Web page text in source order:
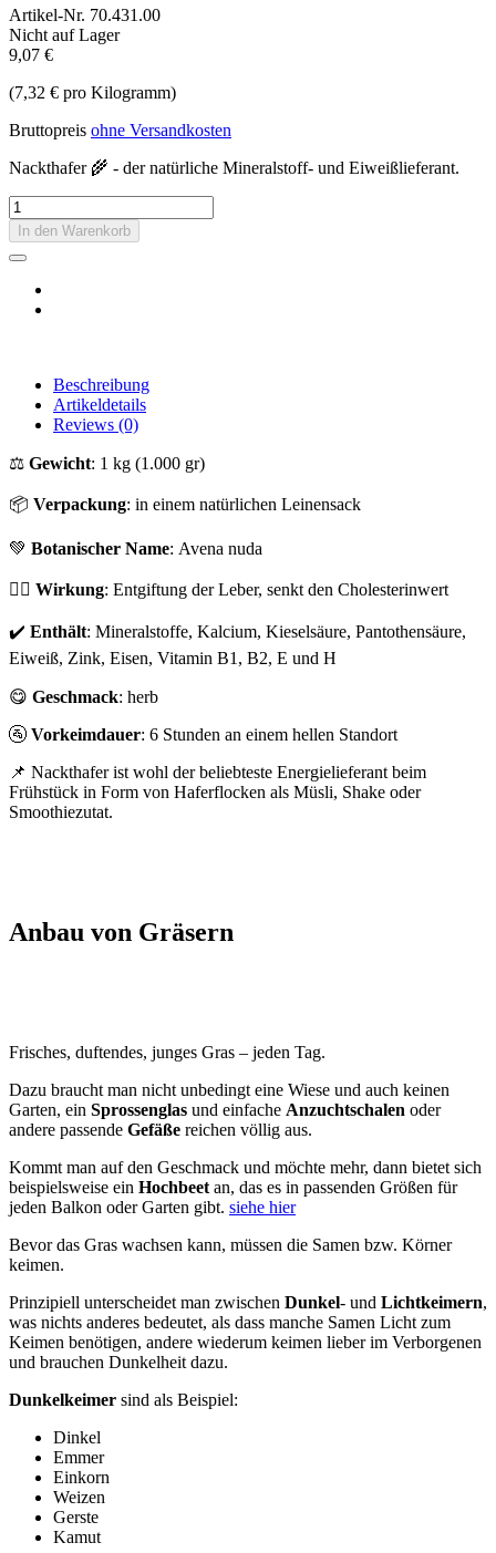
Artikel-Nr. 70.431.00
Nicht auf Lager
9,07 €
(7,32 € pro Kilogramm)
Bruttopreis ohne Versandkosten
Nackthafer 🌾 - der natürliche Mineralstoff- und Eiweißlieferant.
In den Warenkorb
Beschreibung
Artikeldetails
Reviews (0)
⚖️ Gewicht: 1 kg (1.000 gr)
📦 Verpackung: in einem natürlichen Leinensack
💚 Botanischer Name: Avena nuda
👍🏻 Wirkung: Entgiftung der Leber, senkt den Cholesterinwert
✔️ Enthält: Mineralstoffe, Kalcium, Kieselsäure, Pantothensäure,
Eiweiß, Zink, Eisen, Vitamin B1, B2, E und H
😋 Geschmack: herb
🚰 Vorkeimdauer: 6 Stunden an einem hellen Standort
📌 Nackthafer ist wohl der beliebteste Energielieferant beim
Frühstück in Form von Haferflocken als Müsli, Shake oder
Smoothiezutat.
Anbau von Gräsern
Frisches, duftendes, junges Gras – jeden Tag.
Dazu braucht man nicht unbedingt eine Wiese und auch keinen
Garten, ein Sprossenglas und einfache Anzuchtschalen oder
andere passende Gefäße reichen völlig aus.
Kommt man auf den Geschmack und möchte mehr, dann bietet sich
beispielsweise ein Hochbeet an, das es in passenden Größen für
jeden Balkon oder Garten gibt. siehe hier
Bevor das Gras wachsen kann, müssen die Samen bzw. Körner
keimen.
Prinzipiell unterscheidet man zwischen Dunkel- und Lichtkeimern,
was nichts anderes bedeutet, als dass manche Samen Licht zum
Keimen benötigen, andere wiederum keimen lieber im Verborgenen
und brauchen Dunkelheit dazu.
Dunkelkeimer sind als Beispiel:
Dinkel
Emmer
Einkorn
Weizen
Gerste
Kamut